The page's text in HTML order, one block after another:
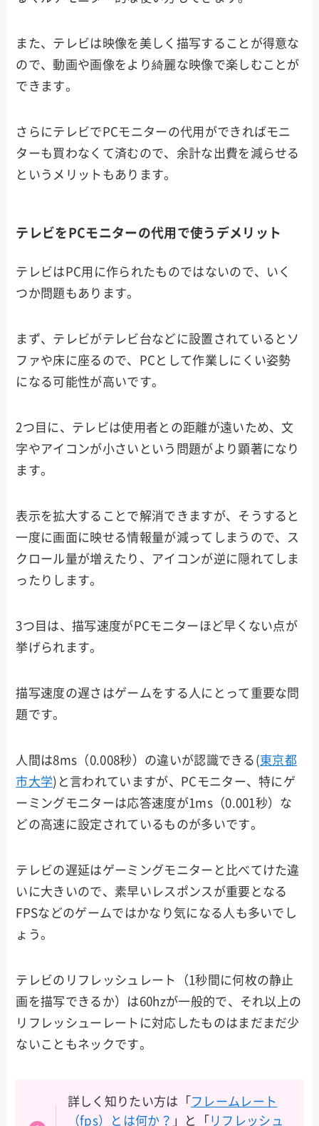
また、テレビは映像を美しく描写することが得意な
ので、動画や画像をより綺麗な映像で楽しむことが
できます。
さらにテレビでPCモニターの代用ができればモニ
ターも買わなくて済むので、余計な出費を減らせる
というメリットもあります。
テレビをPCモニターの代用で使うデメリット
テレビはPC用に作られたものではないので、いく
つか問題もあります。
まず、テレビがテレビ台などに設置されているとソ
ファや床に座るので、PCとして作業しにくい姿勢
になる可能性が高いです。
2つ目に、テレビは使用者との距離が遠いため、文
字やアイコンが小さいという問題がより顕著になり
ます。
表示を拡大することで解消できますが、そうすると
一度に画面に映せる情報量が減ってしまうので、ス
クロール量が増えたり、アイコンが逆に隠れてしま
ったりします。
3つ目は、描写速度がPCモニターほど早くない点が
挙げられます。
描写速度の遅さはゲームをする人にとって重要な問
題です。
人間は8ms（0.008秒）の違いが認識できる(東京都
市大学)と言われていますが、PCモニター、特にゲ
ーミングモニターは応答速度が1ms（0.001秒）な
どの高速に設定されているものが多いです。
テレビの遅延はゲーミングモニターと比べてけた違
いに大きいので、素早いレスポンスが重要となる
FPSなどのゲームではかなり気になる人も多いでし
ょう。
テレビのリフレッシュレート（1秒間に何枚の静止
画を描写できるか）は60hzが一般的で、それ以上の
リフレッシューレートに対応したものはまだまだ少
ないこともネックです。
詳しく知りたい方は「 フレームレート
（fps）とは何か？ 」と「 リフレッシュ